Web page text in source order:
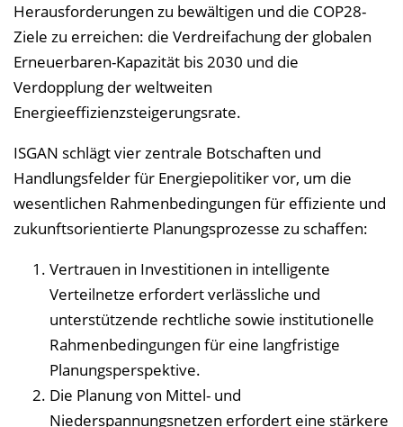
Herausforderungen zu bewältigen und die COP28-
Ziele zu erreichen: die Verdreifachung der globalen
Erneuerbaren-Kapazität bis 2030 und die
Verdopplung der weltweiten
Energieeffizienzsteigerungsrate.
ISGAN schlägt vier zentrale Botschaften und
Handlungsfelder für Energiepolitiker vor, um die
wesentlichen Rahmenbedingungen für effiziente und
zukunftsorientierte Planungsprozesse zu schaffen:
Vertrauen in Investitionen in intelligente
Verteilnetze erfordert verlässliche und
unterstützende rechtliche sowie institutionelle
Rahmenbedingungen für eine langfristige
Planungsperspektive.
Die Planung von Mittel- und
Niederspannungsnetzen erfordert eine stärkere